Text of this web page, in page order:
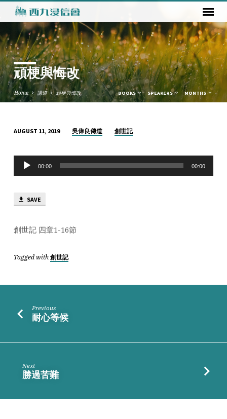
頑梗與悔改
Home 講道 頑梗與悔改 BOOKS SPEAKERS MONTHS
梗
與
悔
AUGUST 11, 2019 吳偉良傳道 創世記
Audio
Player
00:00 00:00
SAVE
創世記 四章1-16節
Tagged with 創世記
Previous
耐心等候
Next
勝過苦難